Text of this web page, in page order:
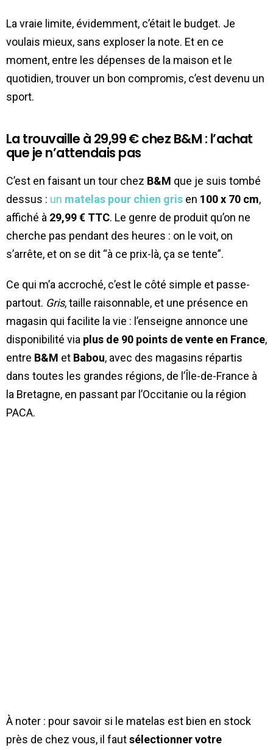
La vraie limite, évidemment, c’était le budget. Je
voulais mieux, sans exploser la note. Et en ce
moment, entre les dépenses de la maison et le
quotidien, trouver un bon compromis, c’est devenu un
sport.
La trouvaille à 29,99 € chez B&M : l’achat
que je n’attendais pas
C’est en faisant un tour chez B&M que je suis tombé
dessus : un matelas pour chien gris en 100 x 70 cm,
affiché à 29,99 € TTC. Le genre de produit qu’on ne
cherche pas pendant des heures : on le voit, on
s’arrête, et on se dit “à ce prix-là, ça se tente”.
Ce qui m’a accroché, c’est le côté simple et passe-
partout. Gris, taille raisonnable, et une présence en
magasin qui facilite la vie : l’enseigne annonce une
disponibilité via plus de 90 points de vente en France,
entre B&M et Babou, avec des magasins répartis
dans toutes les grandes régions, de l’Île-de-France à
la Bretagne, en passant par l’Occitanie ou la région
PACA.
À noter : pour savoir si le matelas est bien en stock
près de chez vous, il fautsélectionner votre